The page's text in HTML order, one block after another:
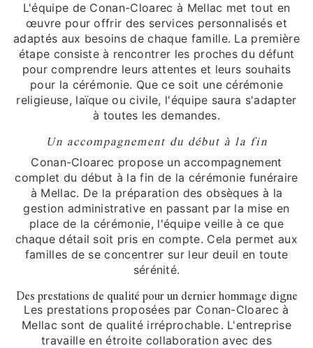
L'équipe de Conan-Cloarec à Mellac met tout en
œuvre pour offrir des services personnalisés et
adaptés aux besoins de chaque famille. La première
étape consiste à rencontrer les proches du défunt
pour comprendre leurs attentes et leurs souhaits
pour la cérémonie. Que ce soit une cérémonie
religieuse, laïque ou civile, l'équipe saura s'adapter
à toutes les demandes.
Un accompagnement du début à la fin
Conan-Cloarec propose un accompagnement
complet du début à la fin de la cérémonie funéraire
à Mellac. De la préparation des obsèques à la
gestion administrative en passant par la mise en
place de la cérémonie, l'équipe veille à ce que
chaque détail soit pris en compte. Cela permet aux
familles de se concentrer sur leur deuil en toute
sérénité.
Des prestations de qualité pour un dernier hommage digne
Les prestations proposées par Conan-Cloarec à
Mellac sont de qualité irréprochable. L'entreprise
travaille en étroite collaboration avec des